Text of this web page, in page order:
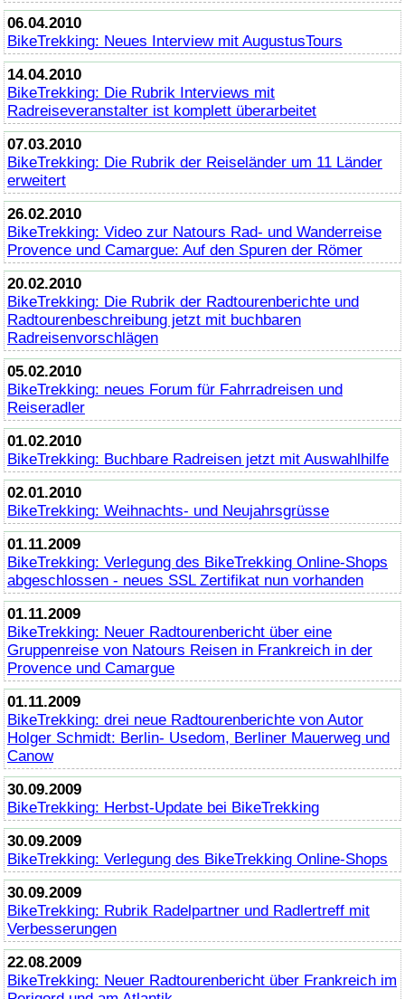
06.04.2010
BikeTrekking: Neues Interview mit AugustusTours
14.04.2010
BikeTrekking: Die Rubrik Interviews mit
Radreiseveranstalter ist komplett überarbeitet
07.03.2010
BikeTrekking: Die Rubrik der Reiseländer um 11 Länder
erweitert
26.02.2010
BikeTrekking: Video zur Natours Rad- und Wanderreise
Provence und Camargue: Auf den Spuren der Römer
20.02.2010
BikeTrekking: Die Rubrik der Radtourenberichte und
Radtourenbeschreibung jetzt mit buchbaren
Radreisenvorschlägen
05.02.2010
BikeTrekking: neues Forum für Fahrradreisen und
Reiseradler
01.02.2010
BikeTrekking: Buchbare Radreisen jetzt mit Auswahlhilfe
02.01.2010
BikeTrekking: Weihnachts- und Neujahrsgrüsse
01.11.2009
BikeTrekking: Verlegung des BikeTrekking Online-Shops
abgeschlossen - neues SSL Zertifikat nun vorhanden
01.11.2009
BikeTrekking: Neuer Radtourenbericht über eine
Gruppenreise von Natours Reisen in Frankreich in der
Provence und Camargue
01.11.2009
BikeTrekking: drei neue Radtourenberichte von Autor
Holger Schmidt: Berlin- Usedom, Berliner Mauerweg und
Canow
30.09.2009
BikeTrekking: Herbst-Update bei BikeTrekking
30.09.2009
BikeTrekking: Verlegung des BikeTrekking Online-Shops
30.09.2009
BikeTrekking: Rubrik Radelpartner und Radlertreff mit
Verbesserungen
22.08.2009
BikeTrekking: Neuer Radtourenbericht über Frankreich im